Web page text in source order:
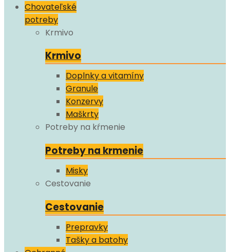
Chovateľské
potreby
Krmivo
Krmivo
Doplnky a vitamíny
Granule
Konzervy
Maškrty
Potreby na kŕmenie
Potreby na krmenie
Misky
Cestovanie
Cestovanie
Prepravky
Tašky a batohy